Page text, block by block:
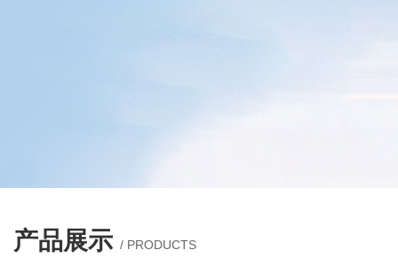
产品展示 / PRODUCTS